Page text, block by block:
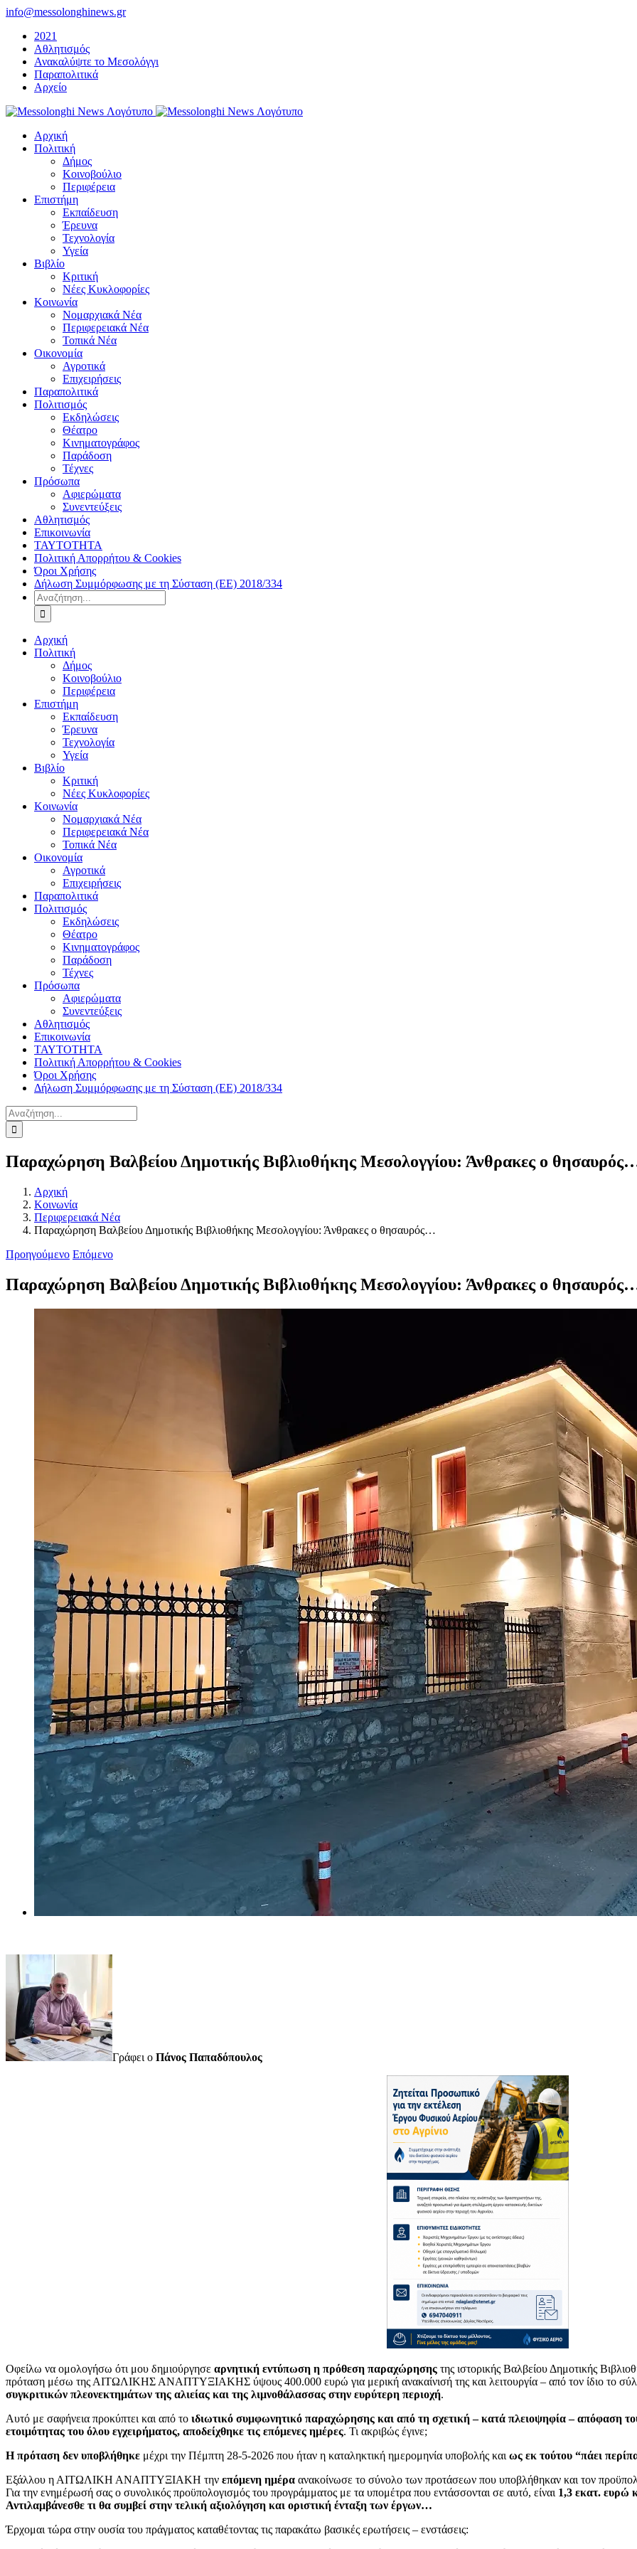
Μετάβαση
περιεχόμενο
info@messolonghinews.gr
2021
Αθλητισμός
Ανακαλύψτε το Μεσολόγγι
Παραπολιτικά
Αρχείο
Αρχική
Πολιτική
Δήμος
Κοινοβούλιο
Περιφέρεια
Επιστήμη
Εκπαίδευση
Έρευνα
Τεχνολογία
Υγεία
Βιβλίο
Κριτική
Νέες Κυκλοφορίες
Κοινωνία
Νομαρχιακά Νέα
Περιφερειακά Νέα
Τοπικά Νέα
Οικονομία
Αγροτικά
Επιχειρήσεις
Παραπολιτικά
Πολιτισμός
Εκδηλώσεις
Θέατρο
Κινηματογράφος
Παράδοση
Τέχνες
Πρόσωπα
Αφιερώματα
Συνεντεύξεις
Αθλητισμός
Επικοινωνία
ΤΑΥΤΟΤΗΤΑ
Πολιτική Απορρήτου & Cookies
Όροι Χρήσης
Δήλωση Συμμόρφωσης με τη Σύσταση (ΕΕ) 2018/334
Αναζήτηση
για:
Αρχική
Πολιτική
Δήμος
Κοινοβούλιο
Περιφέρεια
Επιστήμη
Εκπαίδευση
Έρευνα
Τεχνολογία
Υγεία
Βιβλίο
Κριτική
Νέες Κυκλοφορίες
Κοινωνία
Νομαρχιακά Νέα
Περιφερειακά Νέα
Τοπικά Νέα
Οικονομία
Αγροτικά
Επιχειρήσεις
Παραπολιτικά
Πολιτισμός
Εκδηλώσεις
Θέατρο
Κινηματογράφος
Παράδοση
Τέχνες
Πρόσωπα
Αφιερώματα
Συνεντεύξεις
Αθλητισμός
Επικοινωνία
ΤΑΥΤΟΤΗΤΑ
Πολιτική Απορρήτου & Cookies
Όροι Χρήσης
Δήλωση Συμμόρφωσης με τη Σύσταση (ΕΕ) 2018/334
Αναζήτηση
για:
Παραχώρηση Βαλβείου Δημοτικής Βιβλιοθήκης Μεσολογγίου: Άνθρακες ο
Αρχική
Κοινωνία
Περιφερειακά Νέα
Παραχώρηση Βαλβείου Δημοτικής Βιβλιοθήκης Μεσολογγίου: Άνθρακες ο θησαυρός…
Προηγούμενο Επόμενο
Παραχώρηση Βαλβείου Δημοτικής Βιβλιοθήκης Μεσολογγίου: Άνθρακες ο
Γράφει ο Πάνος Παπαδόπουλος
Οφείλω να ομολογήσω ότι μου δημιούργησε αρνητική εντύπωση η πρόθεση παραχώρησης της ιστορικής Βαλβείου Δημοτικής
πρόταση μέσω της ΑΙΤΩΛΙΚΗΣ ΑΝΑΠΤΥΞΙΑΚΗΣ ύψους 400.000 ευρώ για μερική ανακαίνισή της και λειτουργία – από τον ίδιο το
συγκριτικών πλεονεκτημάτων της αλιείας και της λιμνοθάλασσας στην ευρύτερη περιοχή.
Αυτό με σαφήνεια προκύπτει και από το ιδιωτικό συμφωνητικό παραχώρησης και από τη σχετική – κατά πλειοψηφία – απόφαση
ετοιμότητας του όλου εγχειρήματος, αποδείχθηκε τις επόμενες ημέρες. Τι ακριβώς έγινε;
Η πρόταση δεν υποβλήθηκε μέχρι την Πέμπτη 28-5-2026 που ήταν η καταληκτική ημερομηνία υποβολής και ως εκ τούτου “πάει
Εξάλλου η ΑΙΤΩΛΙΚΗ ΑΝΑΠΤΥΞΙΑΚΗ την επόμενη ημέρα ανακοίνωσε το σύνολο των προτάσεων που υποβλήθηκαν και τον
Για την ενημέρωσή σας ο συνολικός προϋπολογισμός του προγράμματος με τα υπομέτρα που εντάσσονται σε αυτό, είναι 1,3 εκατ. ευρώ
Αντιλαμβάνεσθε τι θα συμβεί στην τελική αξιολόγηση και οριστική ένταξη των έργων…
Έρχομαι τώρα στην ουσία του πράγματος καταθέτοντας τις παρακάτω βασικές ερωτήσεις – ενστάσεις: